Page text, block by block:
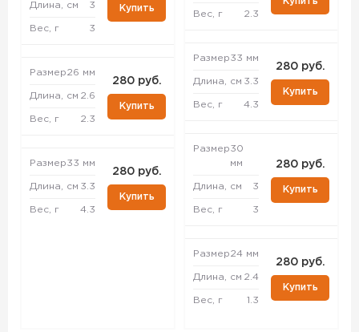
Длина, см 3
Вес, г 3
Купить
Размер26 мм
Длина, см 2.6
Вес, г 2.3
280 руб.
Купить
Размер33 мм
Длина, см 3.3
Вес, г 4.3
280 руб.
Купить
Вес, г 2.3
Размер33 мм
Длина, см 3.3
Вес, г 4.3
280 руб.
Купить
Размер30
мм
Длина, см 3
Вес, г 3
280 руб.
Купить
Размер24 мм
Длина, см 2.4
Вес, г 1.3
280 руб.
Купить